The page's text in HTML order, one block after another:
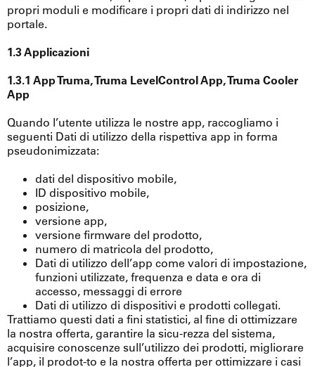
propri moduli e modificare i propri dati di indirizzo nel
portale.
1.3 Applicazioni
1.3.1 App Truma, Truma LevelControl App, Truma Cooler
App
Quando l’utente utilizza le nostre app, raccogliamo i
seguenti Dati di utilizzo della rispettiva app in forma
pseudonimizzata:
dati del dispositivo mobile,
ID dispositivo mobile,
posizione,
versione app,
versione firmware del prodotto,
numero di matricola del prodotto,
Dati di utilizzo dell’app come valori di impostazione,
funzioni utilizzate, frequenza e data e ora di
accesso, messaggi di errore
Dati di utilizzo di dispositivi e prodotti collegati.
Trattiamo questi dati a fini statistici, al fine di ottimizzare
la nostra offerta, garantire la sicu-rezza del sistema,
acquisire conoscenze sull’utilizzo dei prodotti, migliorare
l’app, il prodot-to e la nostra offerta per ottimizzare i casi